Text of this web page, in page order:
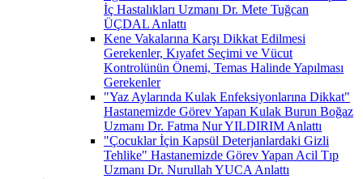
İç Hastalıkları Uzmanı Dr. Mete Tuğcan
ÜÇDAL Anlattı
Kene Vakalarına Karşı Dikkat Edilmesi
Gerekenler, Kıyafet Seçimi ve Vücut
Kontrolünün Önemi, Temas Halinde Yapılması
Gerekenler
"Yaz Aylarında Kulak Enfeksiyonlarına Dikkat"
Hastanemizde Görev Yapan Kulak Burun Boğaz
Uzmanı Dr. Fatma Nur YILDIRIM Anlattı
"Çocuklar İçin Kapsül Deterjanlardaki Gizli
Tehlike" Hastanemizde Görev Yapan Acil Tıp
Uzmanı Dr. Nurullah YUCA Anlattı